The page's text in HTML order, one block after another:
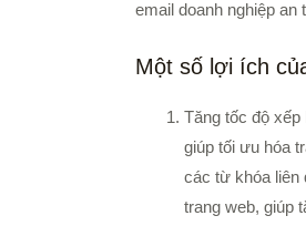
email doanh nghiệp an
Một số lợi ích
Tăng tốc độ
giúp tối ưu hóa
các từ khóa liên
trang web, giúp